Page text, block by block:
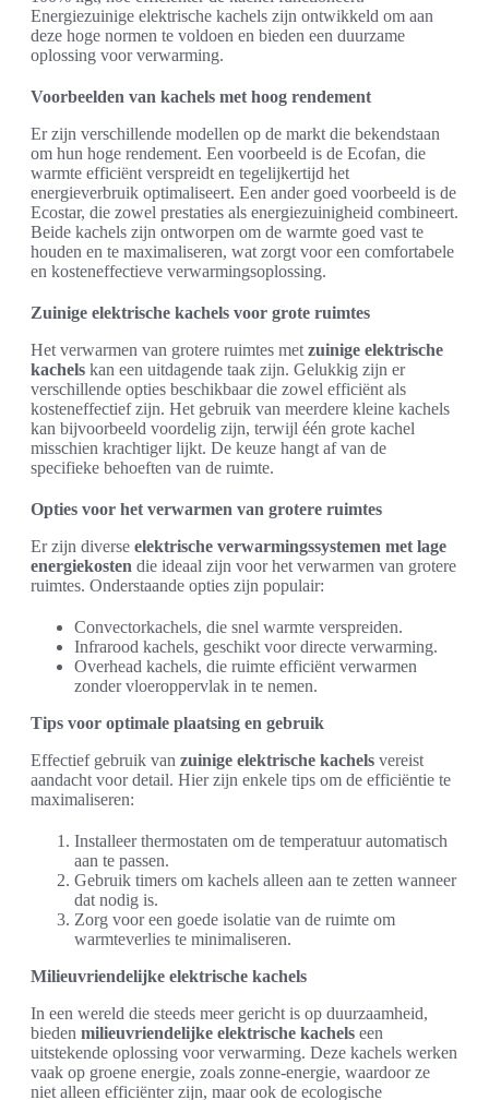
Energiezuinige elektrische kachels zijn ontwikkeld om aan
deze hoge normen te voldoen en bieden een duurzame
oplossing voor verwarming.
Voorbeelden van kachels met hoog rendement
Er zijn verschillende modellen op de markt die bekendstaan
om hun hoge rendement. Een voorbeeld is de Ecofan, die
warmte efficiënt verspreidt en tegelijkertijd het
energieverbruik optimaliseert. Een ander goed voorbeeld is de
Ecostar, die zowel prestaties als energiezuinigheid combineert.
Beide kachels zijn ontworpen om de warmte goed vast te
houden en te maximaliseren, wat zorgt voor een comfortabele
en kosteneffectieve verwarmingsoplossing.
Zuinige elektrische kachels voor grote ruimtes
Het verwarmen van grotere ruimtes met zuinige elektrische
kachels kan een uitdagende taak zijn. Gelukkig zijn er
verschillende opties beschikbaar die zowel efficiënt als
kosteneffectief zijn. Het gebruik van meerdere kleine kachels
kan bijvoorbeeld voordelig zijn, terwijl één grote kachel
misschien krachtiger lijkt. De keuze hangt af van de
specifieke behoeften van de ruimte.
Opties voor het verwarmen van grotere ruimtes
Er zijn diverse elektrische verwarmingssystemen met lage
energiekosten die ideaal zijn voor het verwarmen van grotere
ruimtes. Onderstaande opties zijn populair:
Convectorkachels, die snel warmte verspreiden.
Infrarood kachels, geschikt voor directe verwarming.
Overhead kachels, die ruimte efficiënt verwarmen
zonder vloeroppervlak in te nemen.
Tips voor optimale plaatsing en gebruik
Effectief gebruik van zuinige elektrische kachels vereist
aandacht voor detail. Hier zijn enkele tips om de efficiëntie te
maximaliseren:
Installeer thermostaten om de temperatuur automatisch
aan te passen.
Gebruik timers om kachels alleen aan te zetten wanneer
dat nodig is.
Zorg voor een goede isolatie van de ruimte om
warmteverlies te minimaliseren.
Milieuvriendelijke elektrische kachels
In een wereld die steeds meer gericht is op duurzaamheid,
bieden milieuvriendelijke elektrische kachels een
uitstekende oplossing voor verwarming. Deze kachels werken
vaak op groene energie, zoals zonne-energie, waardoor ze
niet alleen efficiënter zijn, maar ook de ecologische